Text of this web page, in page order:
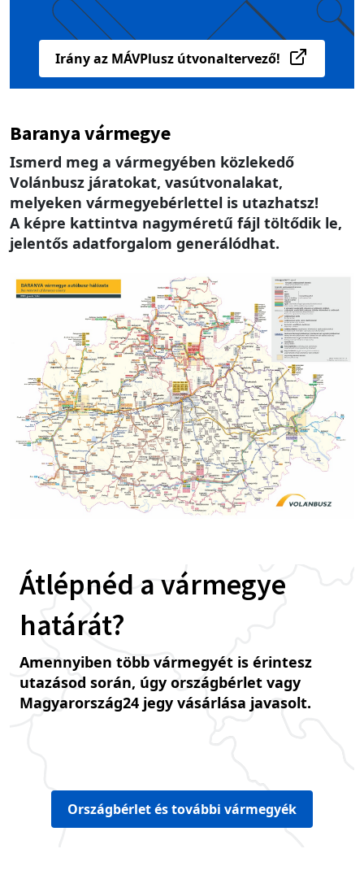
Irány az MÁVPlusz útvonaltervező!
Baranya vármegye
Ismerd meg a vármegyében közlekedő
Volánbusz járatokat, vasútvonalakat,
melyeken vármegyebérlettel is utazhatsz!
A képre kattintva nagyméretű fájl töltődik le,
jelentős adatforgalom generálódhat.
Image
Átlépnéd a vármegye
határát?
Amennyiben több vármegyét is érintesz
utazásod során, úgy országbérlet vagy
Magyarország24 jegy vásárlása javasolt.
Országbérlet és további vármegyék